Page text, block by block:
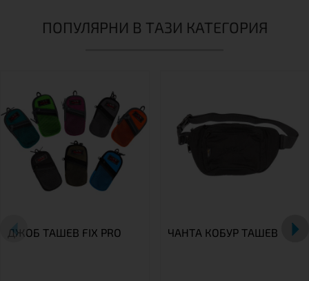
ПОПУЛЯРНИ В ТАЗИ КАТЕГОРИЯ
ДЖОБ ТАШЕВ FIX PRO ЧАНТА КОБУР TАШЕВ